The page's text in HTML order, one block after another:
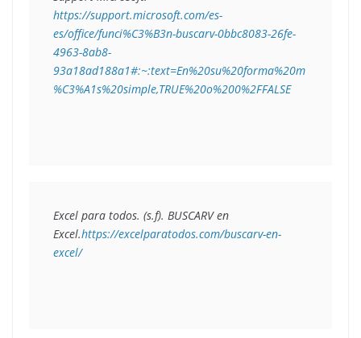
https://support.microsoft.com/es-
es/office/funci%C3%B3n-buscarv-0bbc8083-26fe-
4963-8ab8-
93a18ad188a1#:~:text=En%20su%20forma%20m
%C3%A1s%20simple,TRUE%20o%200%2FFALSE
Excel para todos. (s.f). BUSCARV en
Excel.https://excelparatodos.com/buscarv-en-
excel/